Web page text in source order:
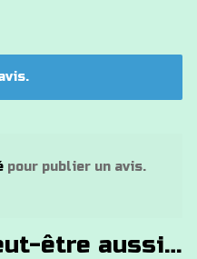
pour publier un avis.
être aussi…